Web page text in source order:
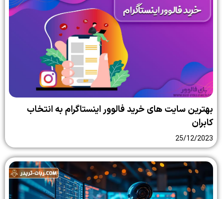
بهترین سایت‌ های خرید فالوور اینستاگرام به انتخاب
کابران
25/12/2023